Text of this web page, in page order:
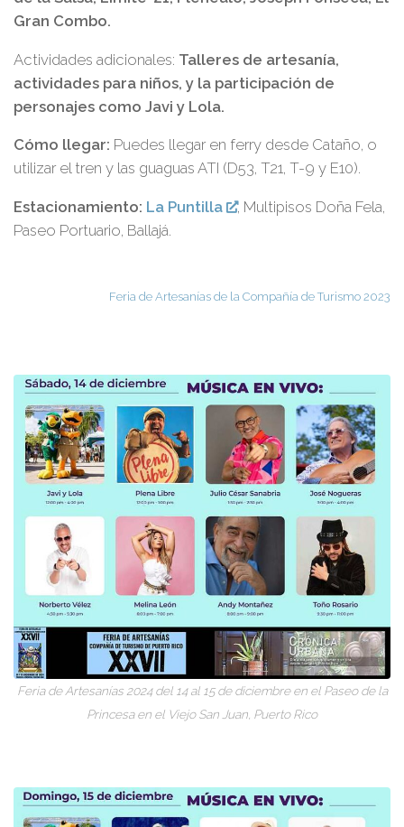
Gran Combo.
Actividades adicionales: Talleres de artesanía,
actividades para niños, y la participación de
personajes como Javi y Lola.
Cómo llegar: Puedes llegar en ferry desde Cataño, o
utilizar el tren y las guaguas ATI (D53, T21, T-9 y E10).
Estacionamiento: La Puntilla
, Multipisos Doña Fela,
Paseo Portuario, Ballajá.
Feria de Artesanías de la Compañía de Turismo 2023
Feria de Artesanías 2024 del 14 al 15 de diciembre en el Paseo de la
Princesa en el Viejo San Juan, Puerto Rico